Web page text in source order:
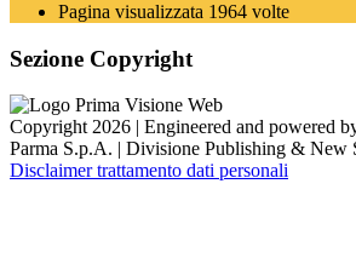
Pagina visualizzata 1964 volte
Sezione Copyright
Copyright 2026 | Engineered and powered
Parma S.p.A. | Divisione Publishing & New
Disclaimer trattamento dati personali